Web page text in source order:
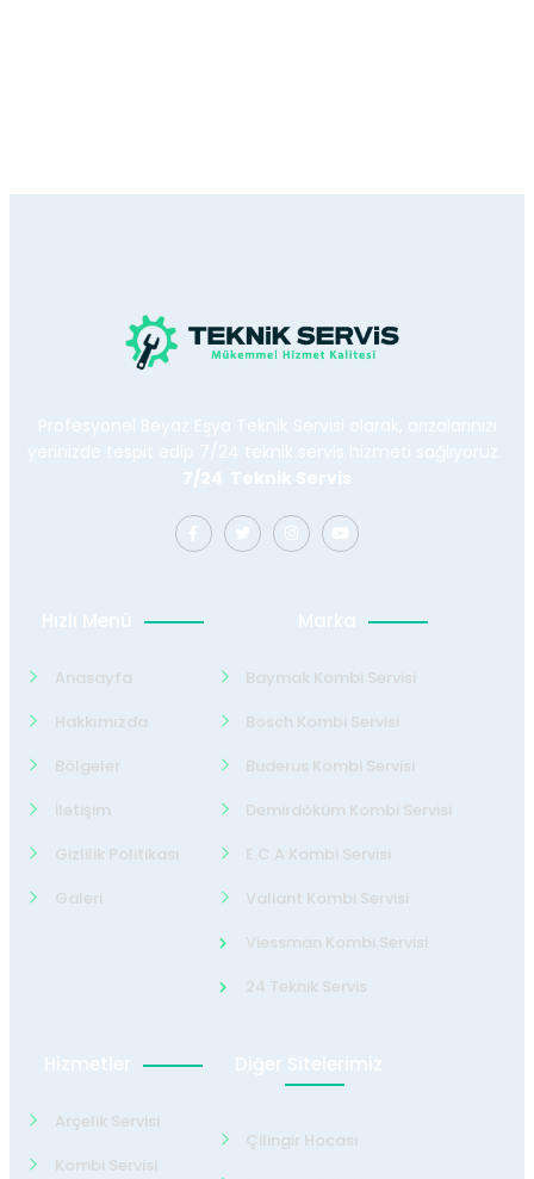
Profesyonel Beyaz Eşya Teknik Servisi olarak, arızalarınızı
yerinizde tespit edip 7/24 teknik servis hizmeti sağlıyoruz.
7/24 Teknik Servis
Hızlı Menü
Anasayfa
Hakkımızda
Bölgeler
İletişim
Gizlilik Politikası
Galeri
Marka
Baymak Kombi Servisi
Bosch Kombi Servisi
Buderus Kombi Servisi
Demirdöküm Kombi Servisi
E.C.A Kombi Servisi
Valiant Kombi Servisi
Viessman Kombi Servisi
24 Teknik Servis
Hizmetler
Arçelik Servisi
Kombi Servisi
Diğer Sitelerimiz
Çilingir Hocası